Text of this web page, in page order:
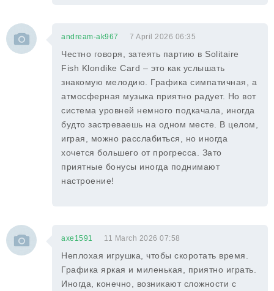
andream-ak967 7 April 2026 06:35
Честно говоря, затеять партию в Solitaire
Fish Klondike Card – это как услышать
знакомую мелодию. Графика симпатичная, а
атмосферная музыка приятно радует. Но вот
система уровней немного подкачала, иногда
будто застреваешь на одном месте. В целом,
играя, можно расслабиться, но иногда
хочется большего от прогресса. Зато
приятные бонусы иногда поднимают
настроение!
axe1591 11 March 2026 07:58
Неплохая игрушка, чтобы скоротать время.
Графика яркая и миленькая, приятно играть.
Иногда, конечно, возникают сложности с